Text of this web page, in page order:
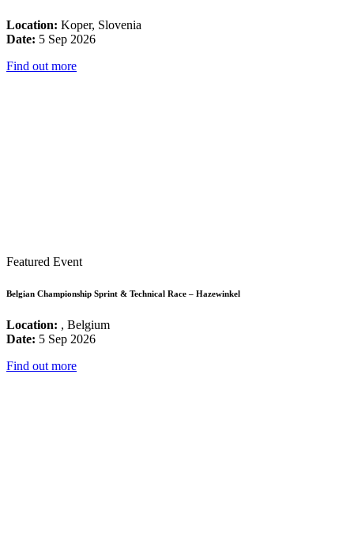
Location: Koper, Slovenia
Date: 5 Sep 2026
Find out more
Featured Event
Belgian Championship Sprint & Technical Race – Hazewinkel
Location: , Belgium
Date: 5 Sep 2026
Find out more